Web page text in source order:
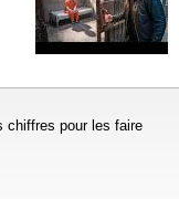
chiffres pour les faire